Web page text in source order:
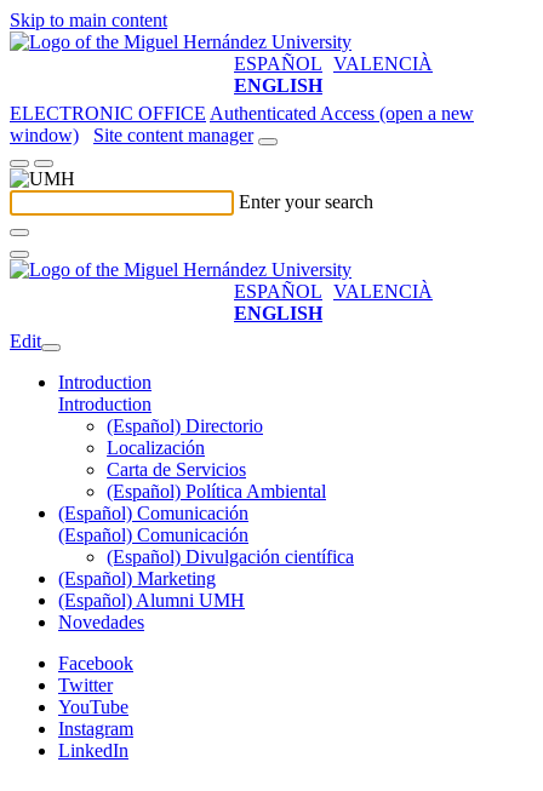
Skip to main content
ESPAÑOL VALENCIÀ
ENGLISH
ELECTRONIC OFFICE Authenticated Access (open a new
window)
Site content manager
Enter your search
ESPAÑOL VALENCIÀ
ENGLISH
Edit
Introduction
Introduction
(Español) Directorio
Localización
Carta de Servicios
(Español) Política Ambiental
(Español) Comunicación
(Español) Comunicación
(Español) Divulgación científica
(Español) Marketing
(Español) Alumni UMH
Novedades
Facebook
Twitter
YouTube
Instagram
LinkedIn